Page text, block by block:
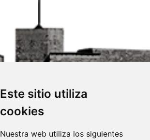
Este sitio utiliza
cookies
Nuestra web utiliza los siguientes